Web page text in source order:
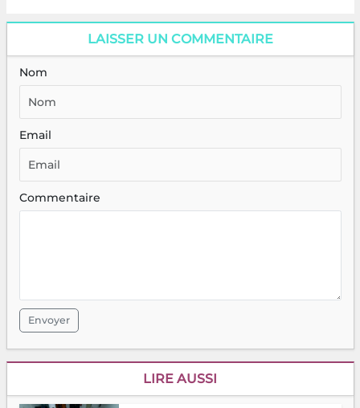
LAISSER UN COMMENTAIRE
Nom
Email
Commentaire
Envoyer
LIRE AUSSI